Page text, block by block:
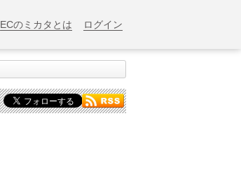
ECのミカタとは ログイン